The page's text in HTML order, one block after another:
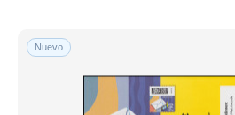
Nuevo